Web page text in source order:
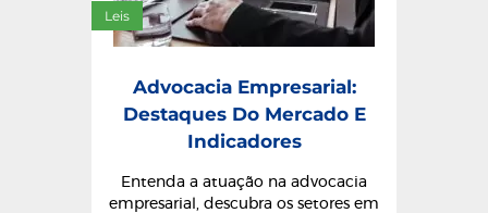
Leis
Advocacia Empresarial:
Destaques Do Mercado E
Indicadores
Entenda a atuação na advocacia
empresarial, descubra os setores em